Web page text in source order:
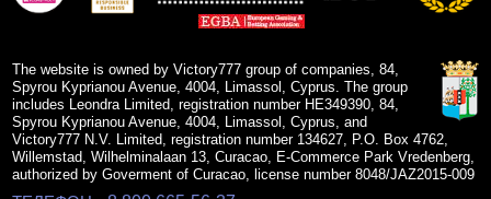
Untamed Wolf Pack
The website is owned by Victory777 group of companies, 84,
Spyrou Kyprianou Avenue, 4004, Limassol, Cyprus. The group
includes Leondra Limited, registration number HE349390, 84,
Spyrou Kyprianou Avenue, 4004, Limassol, Cyprus, and
Victory777 N.V. Limited, registration number 134627, P.O. Box 4762,
Willemstad, Wilhelminalaan 13, Curacao, E-Commerce Park Vredenberg,
authorized by Goverment of Curacao, license number 8048/JAZ2015-009